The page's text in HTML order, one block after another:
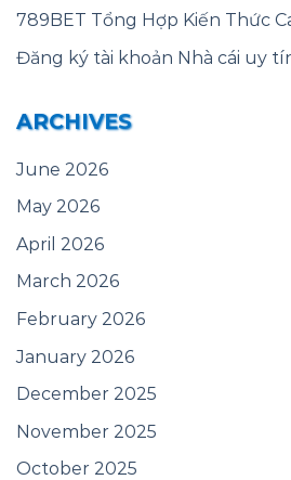
789BET Tổng Hợp Kiến Thức
Đăng ký tài khoản Nhà cái uy
ARCHIVES
June 2026
May 2026
April 2026
March 2026
February 2026
January 2026
December 2025
November 2025
October 2025